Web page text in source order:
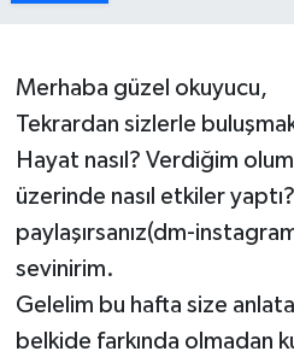
Merhaba güzel okuyucu,
Tekrardan sizlerle buluşmak
Hayat nasıl? Verdiğim
üzerinde nasıl etkiler
paylaşırsanız(dm-
sevinirim.
Gelelim bu hafta size
belkide farkında olmadan
ÖZEL HABER
DTO